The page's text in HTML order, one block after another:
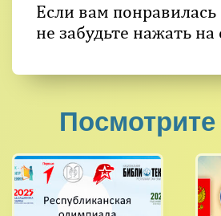
Если вам понравилась
не забудьте нажать на
Посмотрите